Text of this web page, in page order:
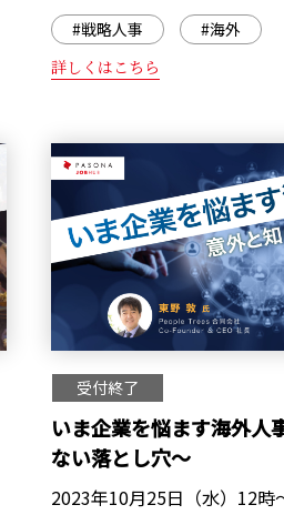
#戦略人事
#海外
詳しくはこちら
受付終了
いま企業を悩ます海外人
ない落とし穴～
2023年10月25日（水）12時